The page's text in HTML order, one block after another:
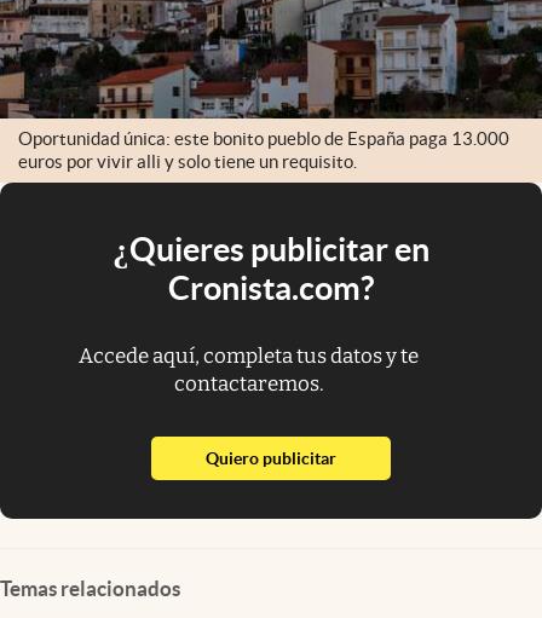
Oportunidad única: este bonito pueblo de España paga 13.000
euros por vivir alli y solo tiene un requisito.
¿Quieres publicitar en
Cronista.com?
Accede aquí, completa tus datos y te
contactaremos.
Quiero publicitarabre en nueva pestaña
Temas relacionados